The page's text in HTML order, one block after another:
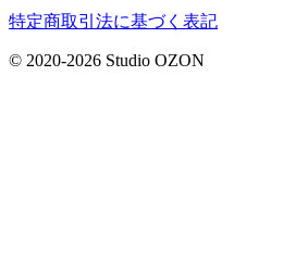
特定商取引法に基づく表記
© 2020-2026 Studio OZON